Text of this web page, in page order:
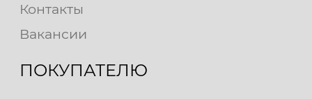
Контакты
Вакансии
ПОКУПАТЕЛЮ